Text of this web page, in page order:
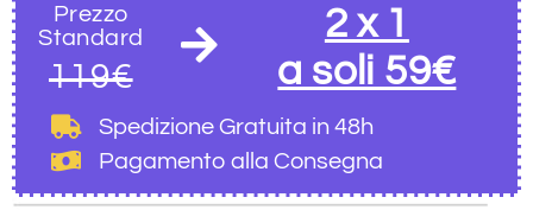
Prezzo
Standard
119€
2 x 1
a soli 59€
Spedizione Gratuita in 48h
Pagamento alla Consegna